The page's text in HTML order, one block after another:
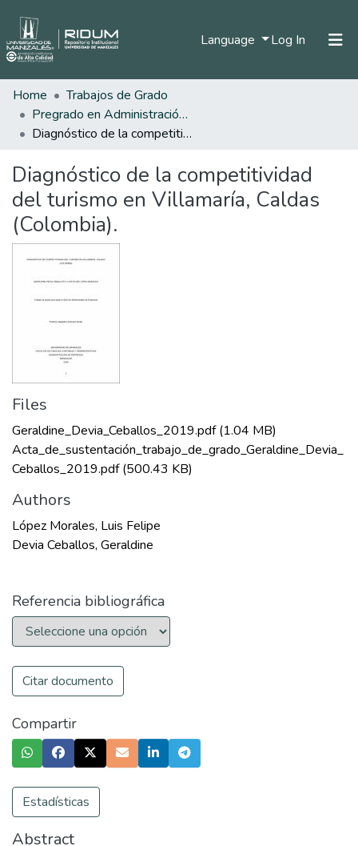
Language Log In (current)
Statistics
Home
Trabajos de Grado
Pregrado en Administración de Empresas
Diagnóstico de la competitividad del turismo en Villamaría, Caldas (Colombia).
Diagnóstico de la competitividad
del turismo en Villamaría, Caldas
(Colombia).
Files
Geraldine_Devia_Ceballos_2019.pdf(1.04 MB)
Acta_de_sustentación_trabajo_de_grado_Geraldine_Devia_
Ceballos_2019.pdf(500.43 KB)
Authors
López Morales, Luis Felipe
Devia Ceballos, Geraldine
Referencia bibliográfica
Citar documento
Compartir
Estadísticas
Abstract